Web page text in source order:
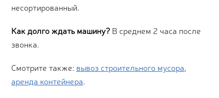
несортированный.
Как долго ждать машину? В среднем 2 часа после
звонка.
Смотрите также: вывоз строительного мусора,
аренда контейнера.